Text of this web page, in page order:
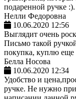
подаренной ручке :).
Нелли Федоровна
10.06.2020 12:56
Выглядит очень
Письмо такой
покупка, куплю еще
Белла Носова
10.06.2020 12:34
Удобство и
ручке. Не нужно